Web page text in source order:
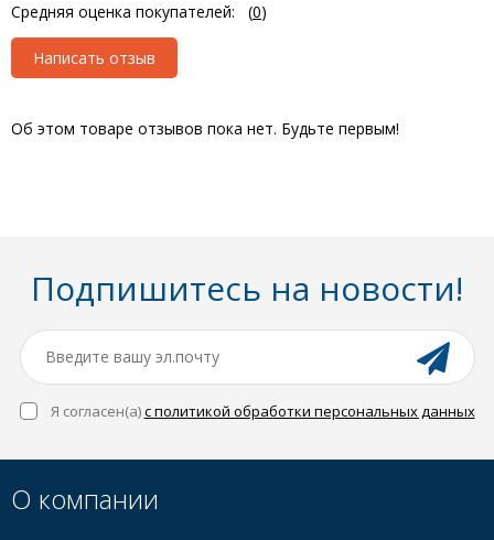
Средняя оценка покупателей: (0)
Написать отзыв
Об этом товаре отзывов пока нет. Будьте первым!
Подпишитесь на новости!
Я согласен(a)с политикой обработки персональных данных
О компании